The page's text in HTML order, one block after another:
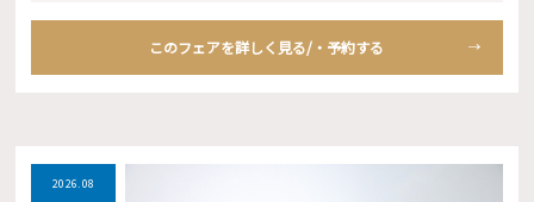
このフェアを詳しく見る/・予約する
2026.08